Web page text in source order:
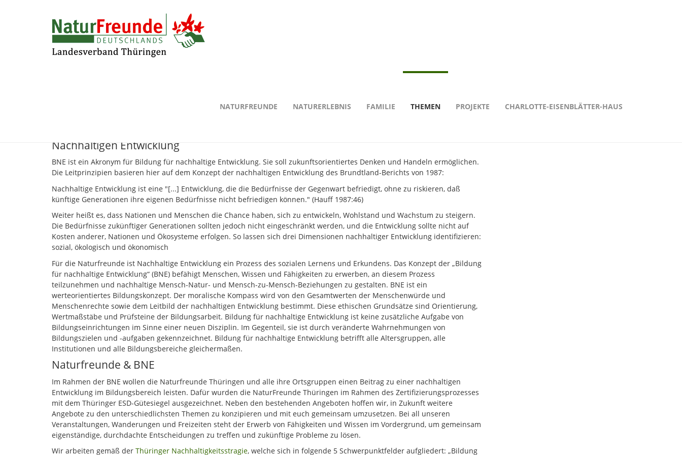
NATURFREUNDE
NATURERLEBNIS FAMILIE THEMEN PROJEKTE CHARLOTTE-EISENBLÄTTER-HAUS
Bildung für nachhaltige Entwicklung
Nachhaltigen Entwicklung
BNE ist ein Akronym für Bildung für nachhaltige Entwicklung. Sie soll zukunftsorientiertes Denken und Handeln ermöglichen.
Die Leitprinzipien basieren hier auf dem Konzept der nachhaltigen Entwicklung des Brundtland-Berichts von 1987:
Nachhaltige Entwicklung ist eine "[...] Entwicklung, die die Bedürfnisse der Gegenwart befriedigt, ohne zu riskieren, daß
künftige Generationen ihre eigenen Bedürfnisse nicht befriedigen können." (Hauff 1987:46)
Weiter heißt es, dass Nationen und Menschen die Chance haben, sich zu entwickeln, Wohlstand und Wachstum zu steigern.
Die Bedürfnisse zukünftiger Generationen sollten jedoch nicht eingeschränkt werden, und die Entwicklung sollte nicht auf
Kosten anderer, Nationen und Ökosysteme erfolgen. So lassen sich drei Dimensionen nachhaltiger Entwicklung identifizieren:
sozial, ökologisch und ökonomisch
Für die Naturfreunde ist Nachhaltige Entwicklung ein Prozess des sozialen Lernens und Erkundens. Das Konzept der „Bildung
für nachhaltige Entwicklung“ (BNE) befähigt Menschen, Wissen und Fähigkeiten zu erwerben, an diesem Prozess
teilzunehmen und nachhaltige Mensch-Natur- und Mensch-zu-Mensch-Beziehungen zu gestalten. BNE ist ein
werteorientiertes Bildungskonzept. Der moralische Kompass wird von den Gesamtwerten der Menschenwürde und
Menschenrechte sowie dem Leitbild der nachhaltigen Entwicklung bestimmt. Diese ethischen Grundsätze sind Orientierung,
Wertmaßstäbe und Prüfsteine ​​der Bildungsarbeit. Bildung für nachhaltige Entwicklung ist keine zusätzliche Aufgabe von
Bildungseinrichtungen im Sinne einer neuen Disziplin. Im Gegenteil, sie ist durch veränderte Wahrnehmungen von
Bildungszielen und -aufgaben gekennzeichnet. Bildung für nachhaltige Entwicklung betrifft alle Altersgruppen, alle
Institutionen und alle Bildungsbereiche gleichermaßen.
Naturfreunde & BNE
Im Rahmen der BNE wollen die Naturfreunde Thüringen und alle ihre Ortsgruppen einen Beitrag zu einer nachhaltigen
Entwicklung im Bildungsbereich leisten. Dafür wurden die NaturFreunde Thüringen im Rahmen des Zertifizierungsprozesses
mit dem Thüringer ESD-Gütesiegel ausgezeichnet. Neben den bestehenden Angeboten hoffen wir, in Zukunft weitere
Angebote zu den unterschiedlichsten Themen zu konzipieren und mit euch gemeinsam umzusetzen. Bei all unseren
Veranstaltungen, Wanderungen und Freizeiten steht der Erwerb von Fähigkeiten und Wissen im Vordergrund, um gemeinsam
eigenständige, durchdachte Entscheidungen zu treffen und zukünftige Probleme zu lösen.
Wir arbeiten gemäß der Thüringer Nachhaltigkeitsstragie, welche sich in folgende 5 Schwerpunktfelder aufgliedert: „Bildung